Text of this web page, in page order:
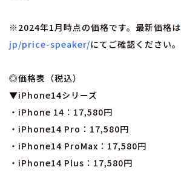
※2024年1月時点の価格です。最新価格は
jp/price-speaker/にてご確認ください。
◎価格表（税込）
▼iPhone14シリーズ
・iPhone 14：17,580円
・iPhone14 Pro：17,580円
・iPhone14 ProMax：17,580円
・iPhone14 Plus：17,580円